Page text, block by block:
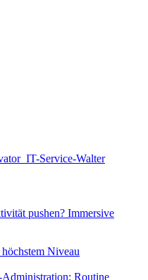
pushen? Immersive
Niveau
Routine